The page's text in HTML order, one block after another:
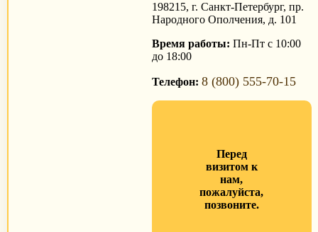
198215, г. Санкт-Петербург, пр.
Народного Ополчения, д. 101
Время работы: Пн-Пт с 10:00
до 18:00
Телефон: 8 (800) 555-70-15
Перед
визитом к
нам,
пожалуйста,
позвоните.